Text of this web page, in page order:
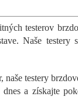
v
l
á
i
e
testerov
Naše
testery
a získajte